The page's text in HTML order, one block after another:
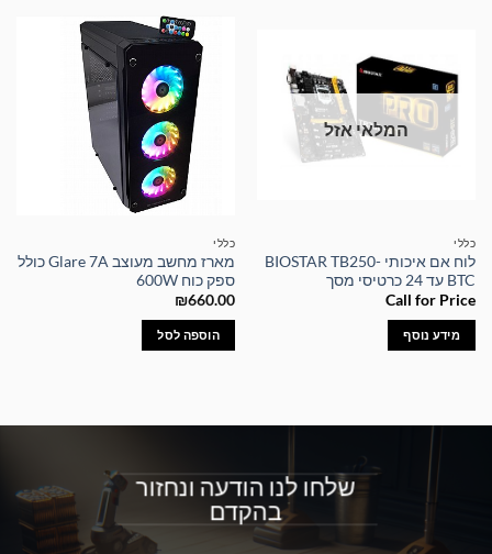
המלאי אזל
כללי
לוח אם איכותי BIOSTAR TB250-
BTC עד 24 כרטיסי מסך
Call for Price
מידע נוסף
כללי
מארז מחשב מעוצב Glare 7A כולל
ספק כוח 600W
₪660.00
הוספה לסל
שלחו לנו הודעה ונחזור
בהקדם